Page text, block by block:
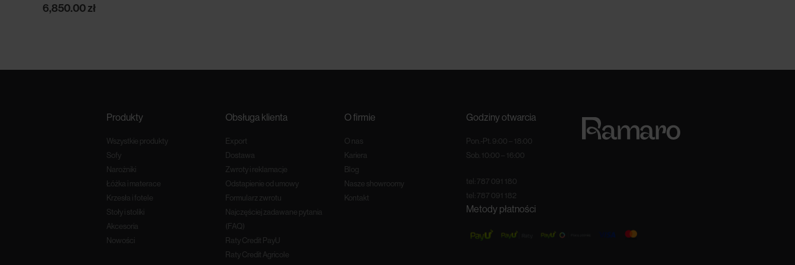
6,850.00zł
Produkty
Wszystkie produkty
Sofy
Narożniki
Łóżka i materace
Krzesła i fotele
Stoły i stoliki
Akcesoria
Nowości
Obsługa klienta
Export
Dostawa
Zwroty i reklamacje
Odstapienie od umowy
Formularz zwrotu
Najczęściej zadawane pytania
(FAQ)
Raty Credit PayU
Raty Credit Agricole
O firmie
O nas
Kariera
Blog
Nasze showroomy
Kontakt
Godziny otwarcia
Pon.-Pt. 9:00 – 18:00
Sob. 10:00 – 16:00
tel: 787 091 180
tel: 787 091 182
Metody płatności